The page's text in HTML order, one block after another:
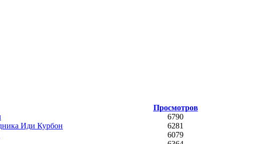
Просмотров
6790
Иди Курбон
6281
6079